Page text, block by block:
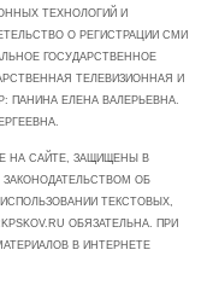
ТЕХНОЛОГИЙ И
О РЕГИСТРАЦИИ СМИ
ГОСУДАРСТВЕННОЕ
ТЕЛЕВИЗИОННАЯ И
ПАНИНА ЕЛЕНА ВАЛЕРЬЕВНА.
НА САЙТЕ, ЗАЩИЩЕНЫ В
ОБ
ТЕКСТОВЫХ,
ОБЯЗАТЕЛЬНА. ПРИ
В ИНТЕРНЕТЕ